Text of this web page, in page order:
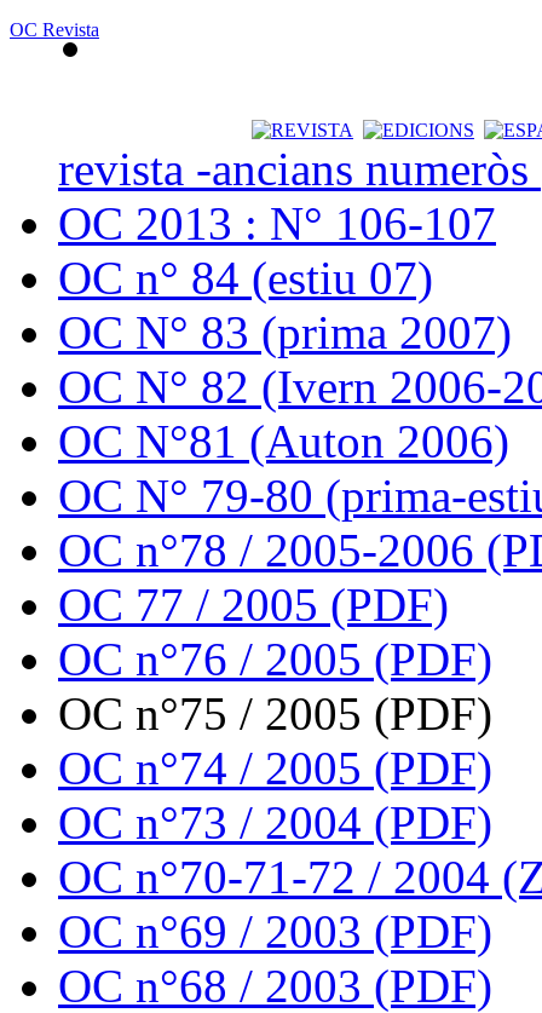
OC Revista
revista -ancians
OC 2013 : N° 106-107
OC n° 84 (estiu 07)
OC N° 83 (prima 2007)
OC N° 82 (Ivern 2006-
OC N°81 (Auton 2006)
OC N° 79-80 (prima-
OC n°78 / 2005-2006
OC 77 / 2005 (PDF)
OC n°76 / 2005 (PDF)
OC n°75 / 2005 (PDF)
OC n°74 / 2005 (PDF)
OC n°73 / 2004 (PDF)
OC n°70-71-72 / 2004
OC n°69 / 2003 (PDF)
OC n°68 / 2003 (PDF)